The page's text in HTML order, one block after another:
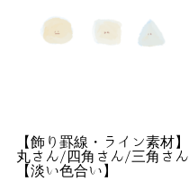
【飾り罫線・ライン素材】
丸さん/四角さん/三角さん
【淡い色合い】